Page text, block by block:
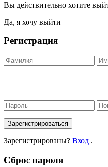
Вы действительно хотите
Да, я хочу выйти
Регистрация
Зарегистрироваться
Зарегистрированы? Вход .
Сброс пароля